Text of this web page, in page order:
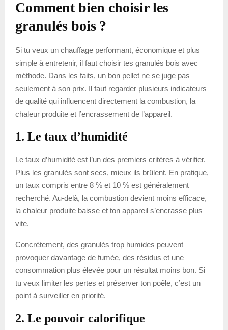
Comment bien choisir les
granulés bois ?
Si tu veux un chauffage performant, économique et plus
simple à entretenir, il faut choisir tes granulés bois avec
méthode. Dans les faits, un bon pellet ne se juge pas
seulement à son prix. Il faut regarder plusieurs indicateurs
de qualité qui influencent directement la combustion, la
chaleur produite et l’encrassement de l’appareil.
1. Le taux d’humidité
Le taux d’humidité est l’un des premiers critères à vérifier.
Plus les granulés sont secs, mieux ils brûlent. En pratique,
un taux compris entre 8 % et 10 % est généralement
recherché. Au-delà, la combustion devient moins efficace,
la chaleur produite baisse et ton appareil s’encrasse plus
vite.
Concrètement, des granulés trop humides peuvent
provoquer davantage de fumée, des résidus et une
consommation plus élevée pour un résultat moins bon. Si
tu veux limiter les pertes et préserver ton poêle, c’est un
point à surveiller en priorité.
2. Le pouvoir calorifique